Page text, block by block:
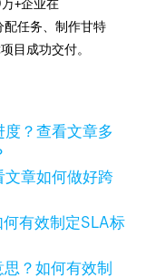
+企业在
任务、制作甘特
目成功交付。
查看文章多
文章如何做好跨
？如何有效制